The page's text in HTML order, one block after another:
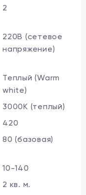
2
220В (сетевое
напряжение)
Теплый (Warm
white)
3000K (теплый)
420
80 (базовая)
10-140
2 кв. м.